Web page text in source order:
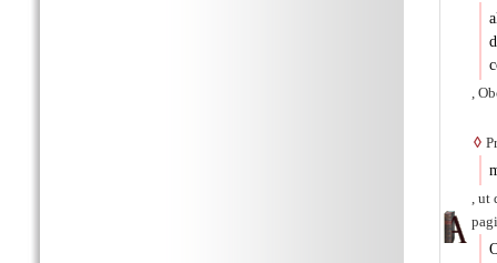
,
◊
, ut